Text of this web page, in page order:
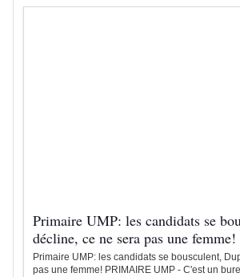
Primaire UMP: les candidats se
décline, ce ne sera pas une femme!
Primaire UMP: les candidats se bousculent,
pas une femme! PRIMAIRE UMP - C'est un